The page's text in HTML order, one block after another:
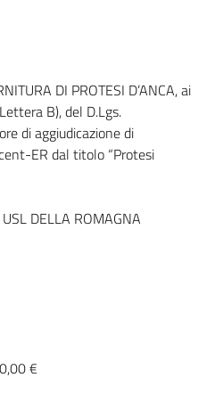
DI PROTESI D’ANCA, ai
B), del D.Lgs.
di aggiudicazione di
ER dal titolo “Protesi
DELLA ROMAGNA
€